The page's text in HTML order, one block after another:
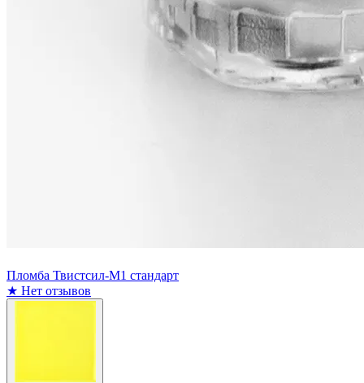
Пломба Твистсил-М1 стандарт
★ Нет отзывов